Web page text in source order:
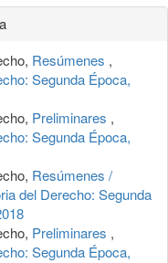
Resúmenes ,
Segunda Época,
Preliminares ,
Segunda Época,
Resúmenes /
del Derecho: Segunda
Preliminares ,
Segunda Época,